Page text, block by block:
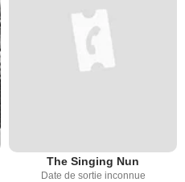
The Singing Nun
Date de sortie inconnue